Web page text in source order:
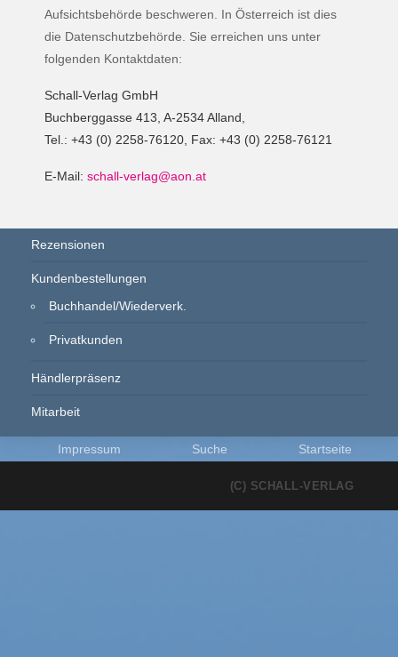
Rezensionen
Kundenbestellungen
Buchhandel/Wiederverk.
Privatkunden
Händlerpräsenz
Mitarbeit
Aufsichtsbehörde beschweren. In Österreich ist dies
die Datenschutzbehörde. Sie erreichen uns unter
folgenden Kontaktdaten:
Schall-Verlag GmbH
Buchberggasse 413, A-2534 Alland,
Tel.: +43 (0) 2258-76120, Fax: +43 (0) 2258-76121
E-Mail: schall-verlag@aon.at
Impressum Suche Startseite
(C) SCHALL-VERLAG